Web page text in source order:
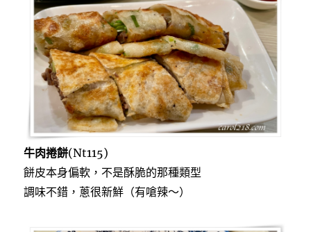
牛肉捲餅(Nt115)
餅皮本身偏軟，不是酥脆的那種類型
調味不錯，蔥很新鮮（有嗆辣～）